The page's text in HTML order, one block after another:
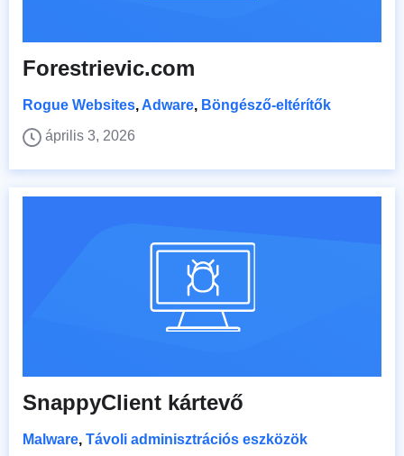
Forestrievic.com
Rogue Websites,Adware, Böngésző-eltérítők
április 3, 2026
SnappyClient kártevő
Malware, Távoli adminisztrációs eszközök